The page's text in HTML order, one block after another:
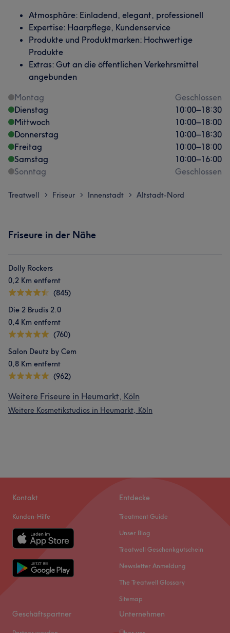
Atmosphäre: Einladend, elegant, professionell
Expertise: Haarpflege, Kundenservice
Produkte und Produktmarken: Hochwertige
Produkte
Extras: Gut an die öffentlichen Verkehrsmittel
angebunden
Montag
Geschlossen
Dienstag
10:00–18:30
Mittwoch
10:00–18:00
Donnerstag
10:00–18:30
Freitag
10:00–18:00
Samstag
10:00–16:00
Sonntag
Geschlossen
Treatwell > Friseur > Innenstadt > Altstadt-Nord
Friseure in der Nähe
Dolly Rockers
0,2 Km entfernt
(845)
Die 2 Brudis 2.0
0,4 Km entfernt
(760)
Salon Deutz by Cem
0,8 Km entfernt
(962)
Weitere Friseure in Heumarkt, Köln
Weitere Kosmetikstudios in Heumarkt, Köln
Kontakt
Kunden-Hilfe
Entdecke
Treatment Guide
Unser Blog
Treatwell Geschenkgutschein
Newsletter Anmeldung
The Treatwell Glossary
Sitemap
Geschäftspartner Unternehmen